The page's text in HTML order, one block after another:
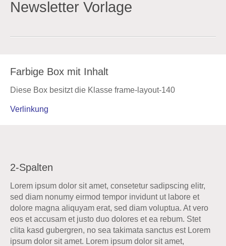
Newsletter Vorlage
Farbige Box mit Inhalt
Diese Box besitzt die Klasse frame-layout-140
Verlinkung
2-Spalten
Lorem ipsum dolor sit amet, consetetur sadipscing elitr,
sed diam nonumy eirmod tempor invidunt ut labore et
dolore magna aliquyam erat, sed diam voluptua. At vero
eos et accusam et justo duo dolores et ea rebum. Stet
clita kasd gubergren, no sea takimata sanctus est Lorem
ipsum dolor sit amet. Lorem ipsum dolor sit amet,